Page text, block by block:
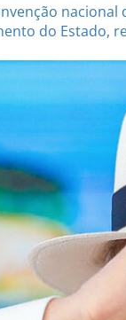
nacional
do Estado,